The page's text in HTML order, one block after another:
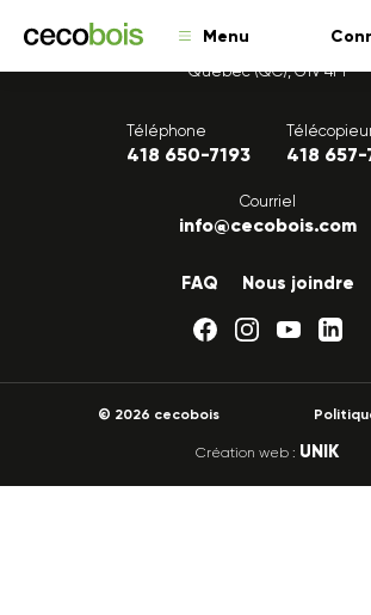
Menu
1175, avenue Lavigerie, Bureau
Québec (QC), G1V 4P1
Téléphone
418 650-7193 418 657-
Courriel
info@cecobois.com
FAQ Nous joindre
© 2026 cecobois
Création web : UNIK